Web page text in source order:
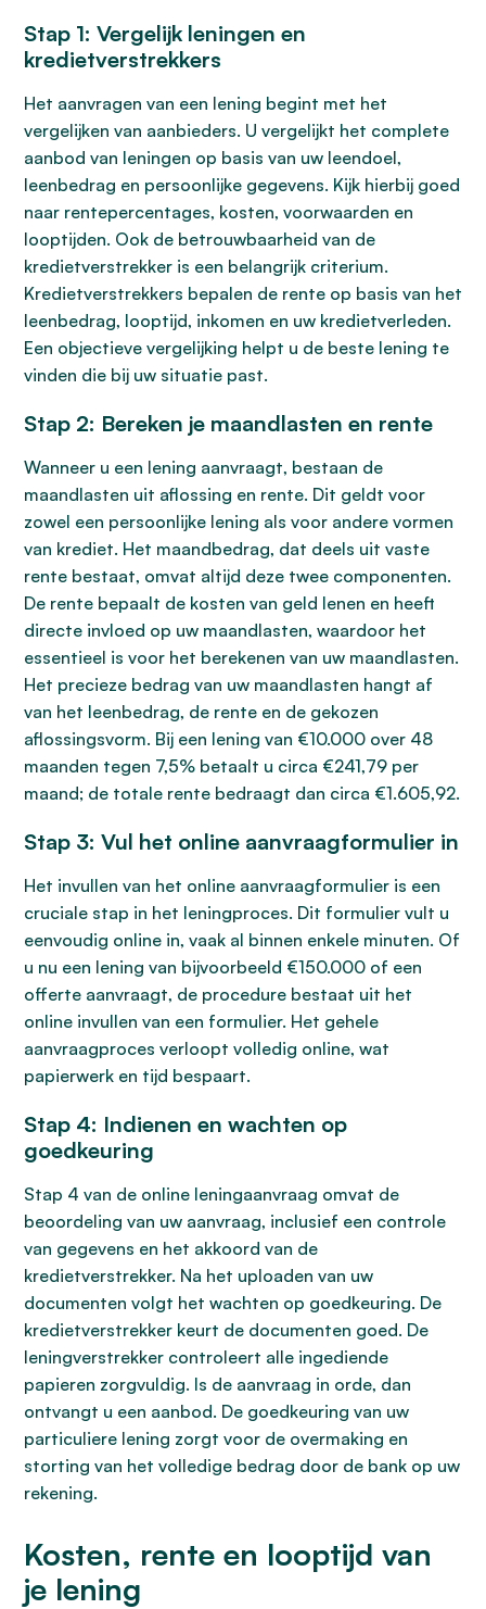
Stap 1: Vergelijk leningen en
kredietverstrekkers
Het aanvragen van een lening begint met het
vergelijken van aanbieders. U vergelijkt het complete
aanbod van leningen op basis van uw leendoel,
leenbedrag en persoonlijke gegevens. Kijk hierbij goed
naar rentepercentages, kosten, voorwaarden en
looptijden. Ook de betrouwbaarheid van de
kredietverstrekker is een belangrijk criterium.
Kredietverstrekkers bepalen de rente op basis van het
leenbedrag, looptijd, inkomen en uw kredietverleden.
Een objectieve vergelijking helpt u de beste lening te
vinden die bij uw situatie past.
Stap 2: Bereken je maandlasten en rente
Wanneer u een lening aanvraagt, bestaan de
maandlasten uit aflossing en rente. Dit geldt voor
zowel een persoonlijke lening als voor andere vormen
van krediet. Het maandbedrag, dat deels uit vaste
rente bestaat, omvat altijd deze twee componenten.
De rente bepaalt de kosten van geld lenen en heeft
directe invloed op uw maandlasten, waardoor het
essentieel is voor het berekenen van uw maandlasten.
Het precieze bedrag van uw maandlasten hangt af
van het leenbedrag, de rente en de gekozen
aflossingsvorm. Bij een lening van €10.000 over 48
maanden tegen 7,5% betaalt u circa €241,79 per
maand; de totale rente bedraagt dan circa €1.605,92.
Stap 3: Vul het online aanvraagformulier in
Het invullen van het online aanvraagformulier is een
cruciale stap in het leningproces. Dit formulier vult u
eenvoudig online in, vaak al binnen enkele minuten. Of
u nu een lening van bijvoorbeeld €150.000 of een
offerte aanvraagt, de procedure bestaat uit het
online invullen van een formulier. Het gehele
aanvraagproces verloopt volledig online, wat
papierwerk en tijd bespaart.
Stap 4: Indienen en wachten op
goedkeuring
Stap 4 van de online leningaanvraag omvat de
beoordeling van uw aanvraag, inclusief een controle
van gegevens en het akkoord van de
kredietverstrekker. Na het uploaden van uw
documenten volgt het wachten op goedkeuring. De
kredietverstrekker keurt de documenten goed. De
leningverstrekker controleert alle ingediende
papieren zorgvuldig. Is de aanvraag in orde, dan
ontvangt u een aanbod. De goedkeuring van uw
particuliere lening zorgt voor de overmaking en
storting van het volledige bedrag door de bank op uw
rekening.
Kosten, rente en looptijd van
je lening